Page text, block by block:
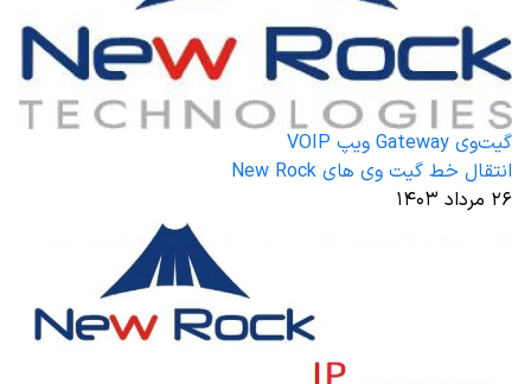
گیت‌وی Gateway ویپ VOIP
انتقال خط گیت وی های New Rock
۲۶ مرداد ۱۴۰۳